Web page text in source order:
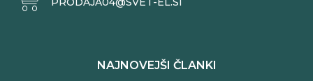
NAJNOVEJŠI ČLANKI